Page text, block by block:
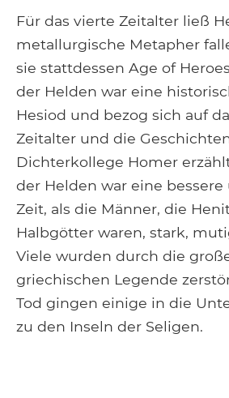
Für das vierte Zeitalter ließ
metallurgische Metapher
sie stattdessen Age of
der Helden war eine
Hesiod und bezog sich auf
Zeitalter und die
Dichterkollege Homer
der Helden war eine
Zeit, als die Männer, die
Halbgötter waren, stark,
Viele wurden durch die
griechischen Legende
Tod gingen einige in die
zu den Inseln der Seligen.